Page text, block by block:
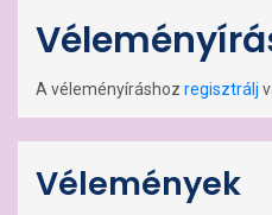
A véleményíráshoz regisztrálj
Vélemények